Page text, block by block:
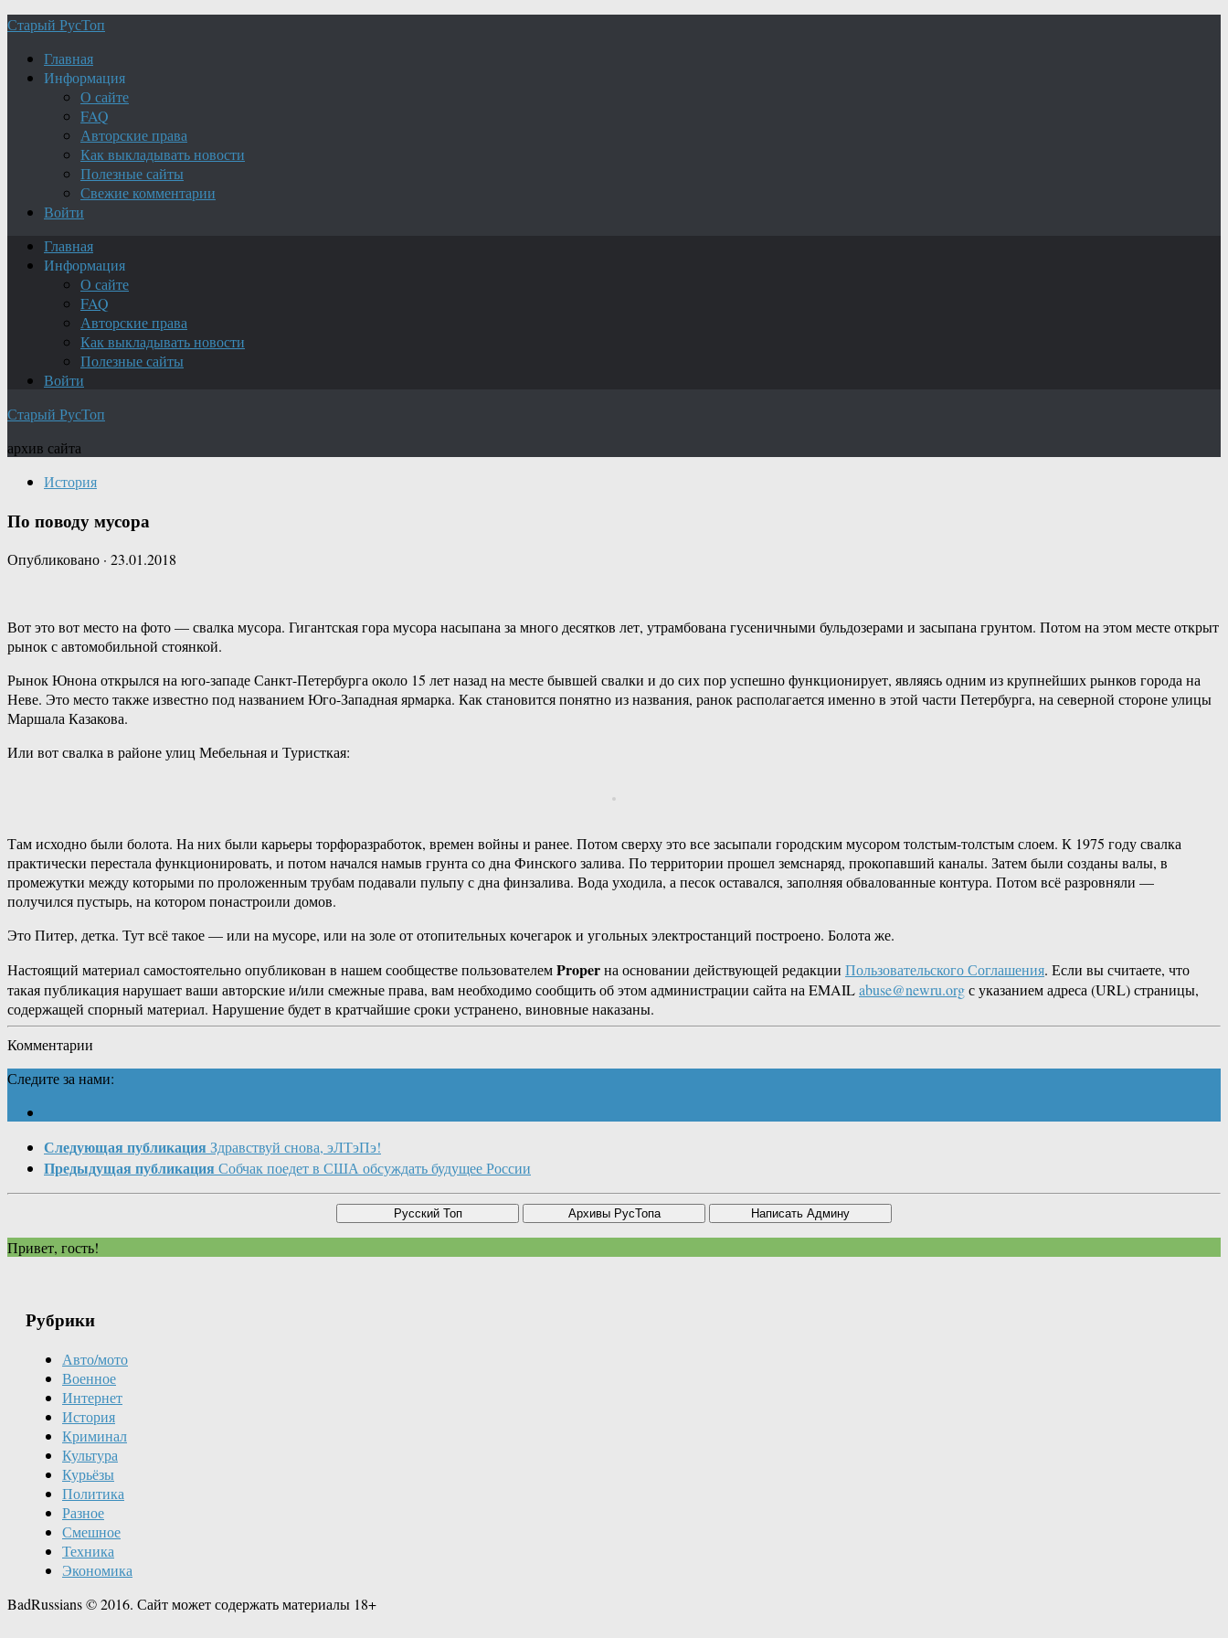
Старый РусТоп
Главная
Информация
О сайте
FAQ
Авторские права
Как выкладывать новости
Полезные сайты
Свежие комментарии
Войти
Главная
Информация
О сайте
FAQ
Авторские права
Как выкладывать новости
Полезные сайты
Войти
Старый РусТоп
архив сайта
История
По поводу мусора
Опубликовано · 23.01.2018
Вот это вот место на фото — свалка мусора. Гигантская гора мусора насыпана за много десятков лет, утрамбована гусеничными бульдозерами и засыпана грунтом. Потом на этом месте открыт
рынок с автомобильной стоянкой.
Рынок Юнона открылся на юго-западе Санкт-Петербурга около 15 лет назад на месте бывшей свалки и до сих пор успешно функционирует, являясь одним из крупнейших рынков города на
Неве. Это место также известно под названием Юго-Западная ярмарка. Как становится понятно из названия, ранок располагается именно в этой части Петербурга, на северной стороне улицы
Маршала Казакова.
Или вот свалка в районе улиц Мебельная и Туристкая:
Там исходно были болота. На них были карьеры торфоразработок, времен войны и ранее. Потом сверху это все засыпали городским мусором толстым-толстым слоем. К 1975 году свалка
практически перестала функционировать, и потом начался намыв грунта со дна Финского залива. По территории прошел земснаряд, прокопавший каналы. Затем были созданы валы, в
промежутки между которыми по проложенным трубам подавали пульпу с дна финзалива. Вода уходила, а песок оставался, заполняя обвалованные контура. Потом всё разровняли —
получился пустырь, на котором понастроили домов.
Это Питер, детка. Тут всё такое — или на мусоре, или на золе от отопительных кочегарок и угольных электростанций построено. Болота же.
Настоящий материал самостоятельно опубликован в нашем сообществе пользователемProperна основании действующей редакции Пользовательского Соглашения. Если вы считаете, что
такая публикация нарушает ваши авторские и/или смежные права, вам необходимо сообщить об этом администрации сайта на EMAILabuse@newru.orgс указанием адреса (URL) страницы,
содержащей спорный материал. Нарушение будет в кратчайшие сроки устранено, виновные наказаны.
Комментарии
Следите за нами:
Следующая публикация Здравствуй снова, эЛТэПэ!
Предыдущая публикация Собчак поедет в США обсуждать будущее России
Привет, гость!
Рубрики
Авто/мото
Военное
Интернет
История
Криминал
Культура
Курьёзы
Политика
Разное
Смешное
Техника
Экономика
BadRussians © 2016. Сайт может содержать материалы 18+